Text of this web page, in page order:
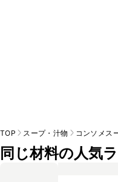
TOP スープ・汁物 コンソメス
同じ材料の人気